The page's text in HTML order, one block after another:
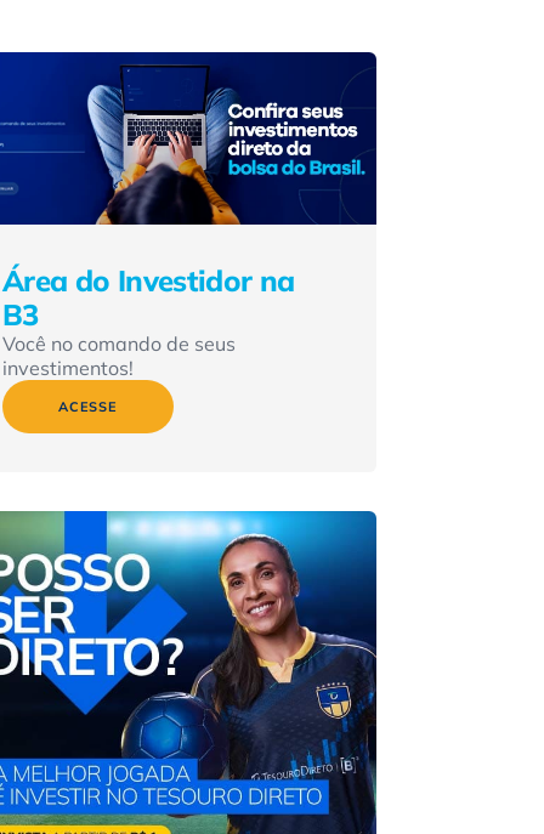
Área do Investidor na
B3
Você no comando de seus
investimentos!
ACESSE